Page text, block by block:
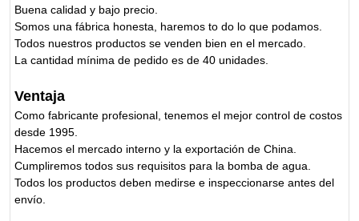
Buena calidad y bajo precio.
Somos una fábrica honesta, haremos to do lo que podamos.
Todos nuestros productos se venden bien en el mercado.
La cantidad mínima de pedido es de 40 unidades.
Ventaja
Como fabricante profesional, tenemos el mejor control de costos
desde 1995.
Hacemos el mercado interno y la exportación de China.
Cumpliremos todos sus requisitos para la bomba de agua.
Todos los productos deben medirse e inspeccionarse antes del
envío.